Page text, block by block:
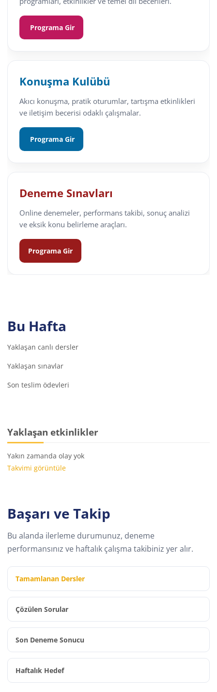
Programa Gir
Konuşma Kulübü
Akıcı konuşma, pratik oturumlar, tartışma etkinlikleri
ve iletişim becerisi odaklı çalışmalar.
Programa Gir
Deneme Sınavları
Online denemeler, performans takibi, sonuç analizi
ve eksik konu belirleme araçları.
Programa Gir
Bu Hafta
Yaklaşan canlı dersler
Yaklaşan sınavlar
Son teslim ödevleri
Yaklaşan etkinlikler
Yakın zamanda olay yok
Takvimi görüntüle
Başarı ve Takip
Bu alanda ilerleme durumunuz, deneme
performansınız ve haftalık çalışma takibiniz yer alır.
Tamamlanan Dersler
Çözülen Sorular
Son Deneme Sonucu
Haftalık Hedef